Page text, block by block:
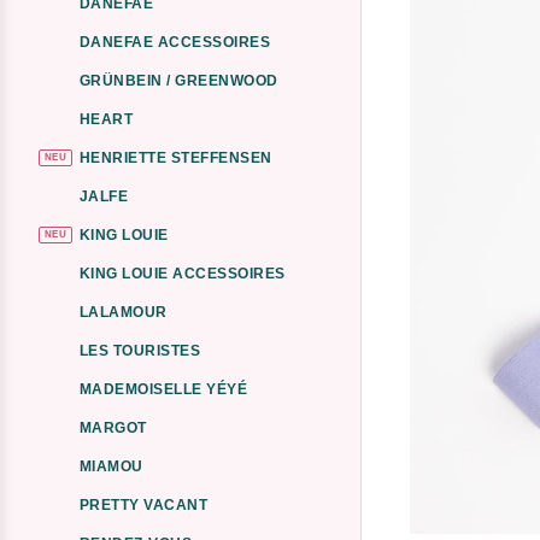
DANEFAE
DANEFAE ACCESSOIRES
GRÜNBEIN / GREENWOOD
HEART
NEU HENRIETTE STEFFENSEN
JALFE
NEU KING LOUIE
KING LOUIE ACCESSOIRES
LALAMOUR
LES TOURISTES
MADEMOISELLE YÉYÉ
MARGOT
MIAMOU
PRETTY VACANT